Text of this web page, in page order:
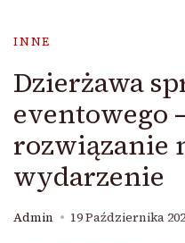
INNE
Dzierżawa
eventowego
rozwiązanie
wydarzenie
Admin 19 Października